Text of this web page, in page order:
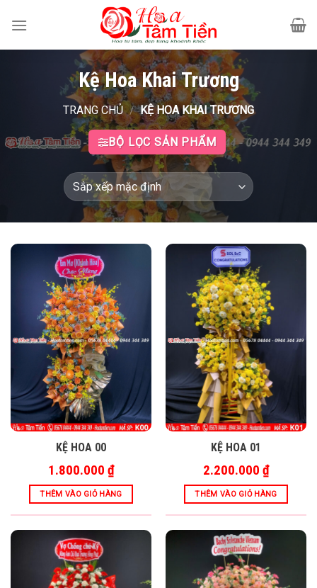
qua
Kệ Hoa Khai Trương
TRANG CHỦ / KỆ HOA KHAI TRƯƠNG
BỘ LỌC SẢN PHẨM
KỆ HOA 00
1.800.000 ₫
THÊM VÀO GIỎ HÀNG
KỆ HOA 01
2.200.000 ₫
THÊM VÀO GIỎ HÀNG